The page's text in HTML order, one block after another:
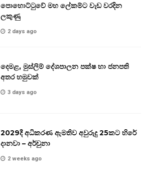
පොහොට්ටුවේ මහ ලේකම්ට වැඩ වරදින
ලකුණු
2 days ago
දෙමළ, මුස්ලිම් දේශපාලන පක්ෂ හා ජනපති
අතර හමුවක්
3 days ago
2029දී අධිකරණ ඇමතිව අවුරුදු 25කට හිරේ
දානවා – අර්චුනා
2 weeks ago